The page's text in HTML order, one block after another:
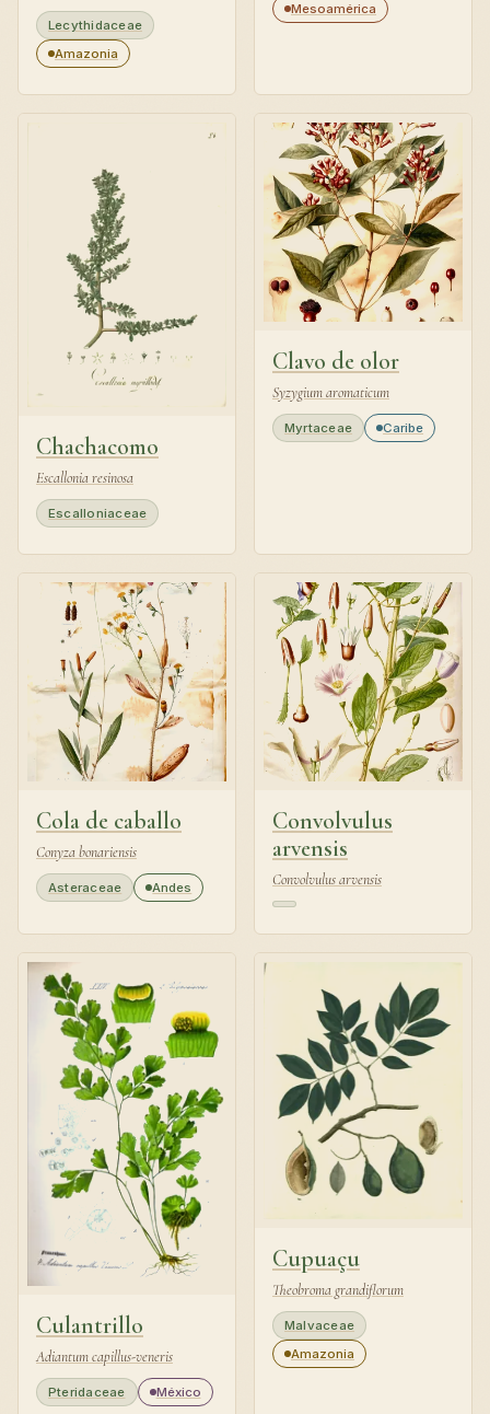
Lecythidaceae
Amazonia
Mesoamérica
Chachacomo
Escallonia resinosa
Escalloniaceae
Clavo de olor
Syzygium aromaticum
Myrtaceae Caribe
Cola de caballo
Conyza bonariensis
Asteraceae Andes
Convolvulus
arvensis
Convolvulus arvensis
Culantrillo
Adiantum capillus-veneris
Pteridaceae México
Cupuaçu
Theobroma grandiflorum
Malvaceae
Amazonia